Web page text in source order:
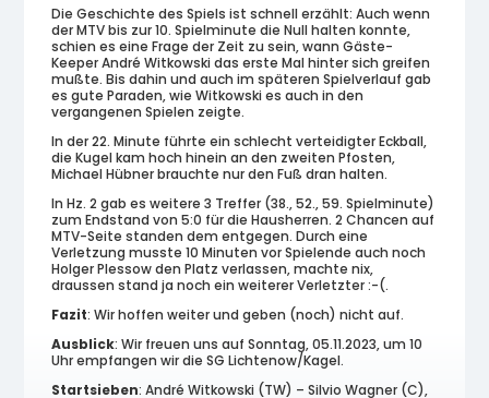
Die Geschichte des Spiels ist schnell erzählt: Auch wenn
der MTV bis zur 10. Spielminute die Null halten konnte,
schien es eine Frage der Zeit zu sein, wann Gäste-
Keeper André Witkowski das erste Mal hinter sich greifen
mußte. Bis dahin und auch im späteren Spielverlauf gab
es gute Paraden, wie Witkowski es auch in den
vergangenen Spielen zeigte.
In der 22. Minute führte ein schlecht verteidigter Eckball,
die Kugel kam hoch hinein an den zweiten Pfosten,
Michael Hübner brauchte nur den Fuß dran halten.
In Hz. 2 gab es weitere 3 Treffer (38., 52., 59. Spielminute)
zum Endstand von 5:0 für die Hausherren. 2 Chancen auf
MTV-Seite standen dem entgegen. Durch eine
Verletzung musste 10 Minuten vor Spielende auch noch
Holger Plessow den Platz verlassen, machte nix,
draussen stand ja noch ein weiterer Verletzter :-(.
Fazit: Wir hoffen weiter und geben (noch) nicht auf.
Ausblick: Wir freuen uns auf Sonntag, 05.11.2023, um 10
Uhr empfangen wir die SG Lichtenow/Kagel.
Startsieben: André Witkowski (TW) – Silvio Wagner (C),